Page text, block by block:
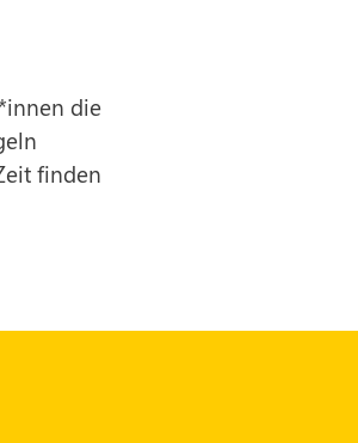
die
finden